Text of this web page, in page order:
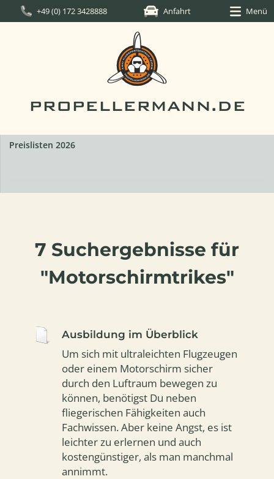
+49 (0) 172 3428888 Anfahrt Menü
PROPELLERMANN.DE
7 Suchergebnisse für
"Motorschirmtrikes"
Ausbildung im Überblick
Um sich mit ultraleichten Flugzeugen
oder einem Motorschirm sicher
durch den Luftraum bewegen zu
können, benötigst Du neben
fliegerischen Fähigkeiten auch
Fachwissen. Aber keine Angst, es ist
leichter zu erlernen und auch
kostengünstiger, als man manchmal
annimmt.